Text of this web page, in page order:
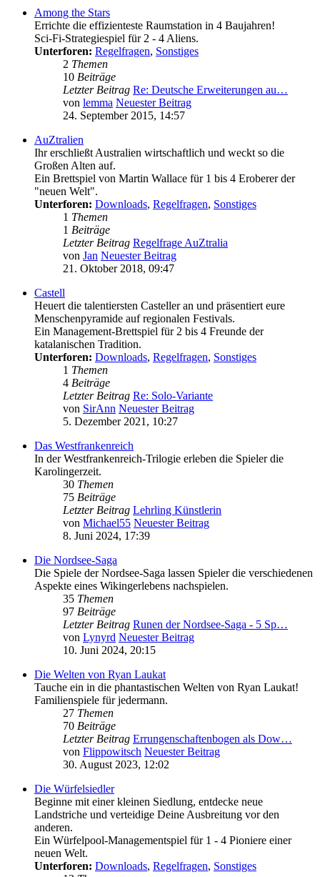
Among the Stars
Errichte die effizienteste Raumstation in 4 Baujahren!
Sci-Fi-Strategiespiel für 2 - 4 Aliens.
Unterforen: Regelfragen, Sonstiges
2 Themen
10 Beiträge
Letzter Beitrag Re: Deutsche Erweiterungen au…
von lemma Neuester Beitrag
24. September 2015, 14:57
AuZtralien
Ihr erschließt Australien wirtschaftlich und weckt so die
Großen Alten auf.
Ein Brettspiel von Martin Wallace für 1 bis 4 Eroberer der
"neuen Welt".
Unterforen: Downloads, Regelfragen, Sonstiges
1 Themen
1 Beiträge
Letzter Beitrag Regelfrage AuZtralia
von Jan Neuester Beitrag
21. Oktober 2018, 09:47
Castell
Heuert die talentiersten Casteller an und präsentiert eure
Menschenpyramide auf regionalen Festivals.
Ein Management-Brettspiel für 2 bis 4 Freunde der
katalanischen Tradition.
Unterforen: Downloads, Regelfragen, Sonstiges
1 Themen
4 Beiträge
Letzter Beitrag Re: Solo-Variante
von SirAnn Neuester Beitrag
5. Dezember 2021, 10:27
Das Westfrankenreich
In der Westfrankenreich-Trilogie erleben die Spieler die
Karolingerzeit.
30 Themen
75 Beiträge
Letzter Beitrag Lehrling Künstlerin
von Michael55 Neuester Beitrag
8. Juni 2024, 17:39
Die Nordsee-Saga
Die Spiele der Nordsee-Saga lassen Spieler die verschiedenen
Aspekte eines Wikingerlebens nachspielen.
35 Themen
97 Beiträge
Letzter Beitrag Runen der Nordsee-Saga - 5 Sp…
von Lynyrd Neuester Beitrag
10. Juni 2024, 20:15
Die Welten von Ryan Laukat
Tauche ein in die phantastischen Welten von Ryan Laukat!
Familienspiele für jedermann.
27 Themen
70 Beiträge
Letzter Beitrag Errungenschaftenbogen als Dow…
von Flippowitsch Neuester Beitrag
30. August 2023, 12:02
Die Würfelsiedler
Beginne mit einer kleinen Siedlung, entdecke neue
Landstriche und verteidige Deine Ausbreitung vor den
anderen.
Ein Würfelpool-Managementspiel für 1 - 4 Pioniere einer
neuen Welt.
Unterforen: Downloads, Regelfragen, Sonstiges